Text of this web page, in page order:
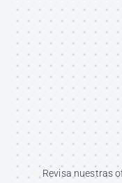
Revisa nuestras